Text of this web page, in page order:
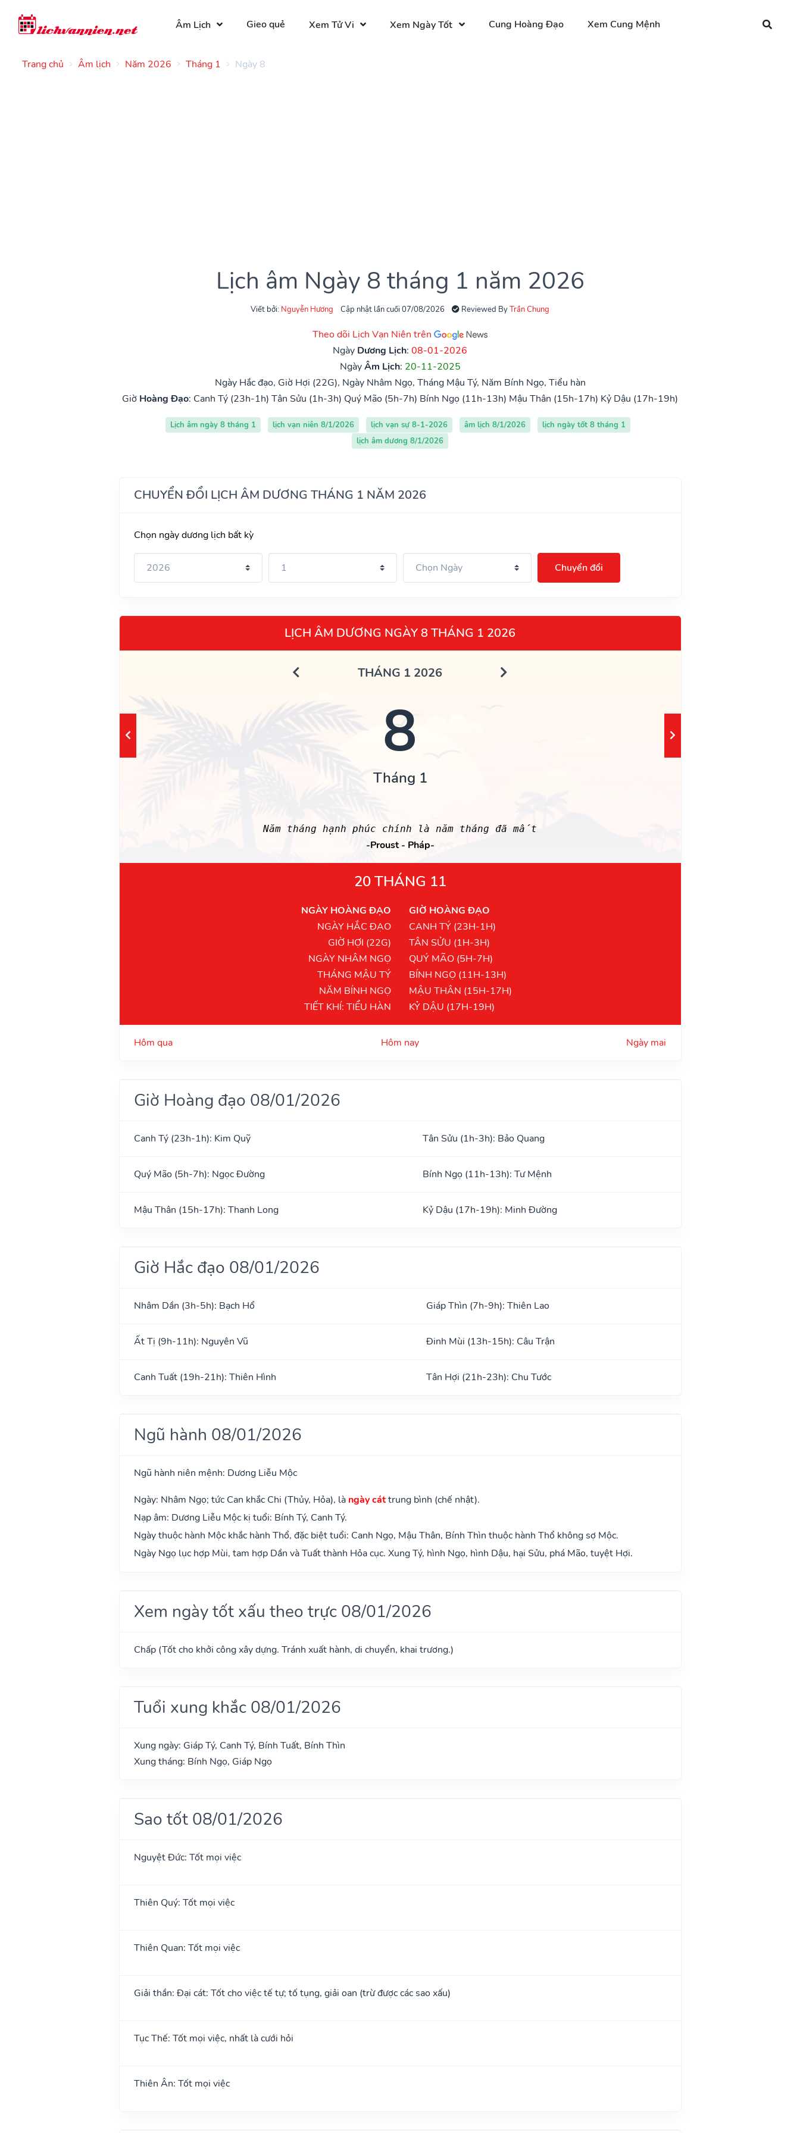
Âm Lịch Gieo quẻ Xem Tử Vi Xem Ngày Tốt Cung Hoàng Đạo Xem Cung Mệnh
Trang chủ Âm lịch Năm 2026 Tháng 1 Ngày 8
Lịch âm Ngày 8 tháng 1 năm 2026
Viết bởi: Nguyễn Hương Cập nhật lần cuối 07/08/2026 Reviewed ByTrần Chung
Theo dõi Lịch Vạn Niên trên
Ngày Dương Lịch: 08-01-2026
NgàyÂm Lịch: 20-11-2025
Ngày Hắc đạo, Giờ Hợi (22G), Ngày Nhâm Ngọ, Tháng Mậu Tý, Năm Bính Ngọ, Tiểu hàn
Giờ Hoàng Đạo: Canh Tý (23h-1h) Tân Sửu (1h-3h) Quý Mão (5h-7h) Bính Ngọ (11h-13h) Mậu Thân (15h-17h) Kỷ Dậu (17h-19h)
Lịch âm ngày 8 tháng 1 lịch vạn niên 8/1/2026 lịch vạn sự 8-1-2026 âm lịch 8/1/2026
lịch ngày tốt 8 tháng 1
lịch âm dương 8/1/2026
CHUYỂN ĐỔI LỊCH ÂM DƯƠNG THÁNG 1 NĂM 2026
Chọn ngày dương lịch bất kỳ
Chuyển đổi
LỊCH ÂM DƯƠNG NGÀY 8 THÁNG 1 2026
THÁNG 1 2026
8
Tháng 1
Năm tháng hạnh phúc chính là năm tháng đã mất
-Proust - Pháp-
20 THÁNG 11
NGÀY HOÀNG ĐẠO
NGÀY HẮC ĐẠO
GIỜ HỢI (22G)
NGÀY NHÂM NGỌ
THÁNG MẬU TÝ
NĂM BÍNH NGỌ
TIẾT KHÍ: TIỂU HÀN
GIỜ HOÀNG ĐẠO
CANH TÝ (23H-1H)
TÂN SỬU (1H-3H)
QUÝ MÃO (5H-7H)
BÍNH NGỌ (11H-13H)
MẬU THÂN (15H-17H)
KỶ DẬU (17H-19H)
Hôm qua Hôm nay Ngày mai
Giờ Hoàng đạo 08/01/2026
Canh Tý (23h-1h): Kim Quỹ Tân Sửu (1h-3h): Bảo Quang
Quý Mão (5h-7h): Ngọc Đường Bính Ngọ (11h-13h): Tư Mệnh
Mậu Thân (15h-17h): Thanh Long Kỷ Dậu (17h-19h): Minh Đường
Giờ Hắc đạo 08/01/2026
Nhâm Dần (3h-5h): Bạch Hổ Giáp Thìn (7h-9h): Thiên Lao
Ất Tị (9h-11h): Nguyên Vũ Đinh Mùi (13h-15h): Câu Trận
Canh Tuất (19h-21h): Thiên Hình Tân Hợi (21h-23h): Chu Tước
Ngũ hành 08/01/2026
Ngũ hành niên mệnh: Dương Liễu Mộc
Ngày: Nhâm Ngọ; tức Can khắc Chi (Thủy, Hỏa), là ngày cáttrung bình (chế nhật).
Nạp âm: Dương Liễu Mộc kị tuổi: Bính Tý, Canh Tý.
Ngày thuộc hành Mộc khắc hành Thổ, đặc biệt tuổi: Canh Ngọ, Mậu Thân, Bính Thìn thuộc hành Thổ không sợ Mộc.
Ngày Ngọ lục hợp Mùi, tam hợp Dần và Tuất thành Hỏa cục. Xung Tý, hình Ngọ, hình Dậu, hại Sửu, phá Mão, tuyệt Hợi.
Xem ngày tốt xấu theo trực 08/01/2026
Chấp (Tốt cho khởi công xây dựng. Tránh xuất hành, di chuyển, khai trương.)
Tuổi xung khắc 08/01/2026
Xung ngày: Giáp Tý, Canh Tý, Bính Tuất, Bính Thìn
Xung tháng: Bính Ngọ, Giáp Ngọ
Sao tốt 08/01/2026
Nguyệt Đức: Tốt mọi việc
Thiên Quý: Tốt mọi việc
Thiên Quan: Tốt mọi việc
Giải thần: Đại cát: Tốt cho việc tế tự; tố tụng, giải oan (trừ được các sao xấu)
Tục Thế: Tốt mọi việc, nhất là cưới hỏi
Thiên Ân: Tốt mọi việc